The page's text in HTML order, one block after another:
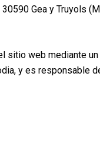
Gea y Truyols
sitio web mediante
y es responsable